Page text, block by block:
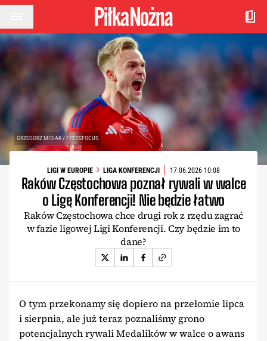
Przejdź do treści
GRZEGORZ MISIAK / PRESSFOCUS
LIGI W EUROPIE LIGA KONFERENCJI 17.06.2026 10:08
Raków Częstochowa poznał rywali w walce
o Ligę Konferencji! Nie będzie łatwo
Raków Częstochowa chce drugi rok z rzędu zagrać
w fazie ligowej Ligi Konferencji. Czy będzie im to
dane?
O tym przekonamy się dopiero na przełomie lipca
i sierpnia, ale już teraz poznaliśmy grono
potencjalnych rywali Medalików w walce o awans